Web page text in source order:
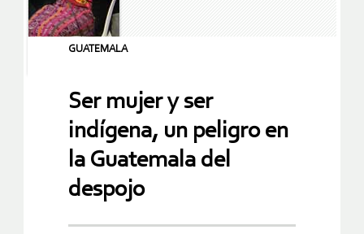
GUATEMALA
Ser mujer y ser
indígena, un peligro en
la Guatemala del
despojo